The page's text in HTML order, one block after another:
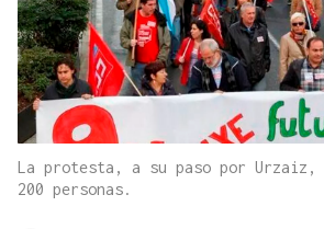
La protesta, a su paso por Urzaiz,
200 personas.